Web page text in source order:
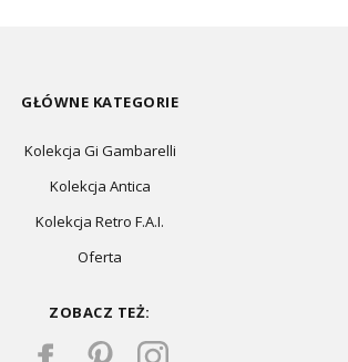
GŁÓWNE KATEGORIE
Kolekcja Gi Gambarelli
Kolekcja Antica
Kolekcja Retro F.A.I.
Oferta
ZOBACZ TEŻ: